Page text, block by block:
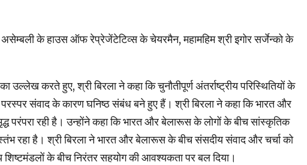
के हाउस ऑफ रेप्रेजेंटेटिव्स के चेयरमैन, महामहिम श्री इगोर सर्जेन्को के
करते हुए, श्री बिरला ने कहा कि चुनौतीपूर्ण अंतर्राष्ट्रीय परिस्थितियों के
परस्पर संवाद के कारण घनिष्ठ संबंध बने हुए हैं। श्री बिरला ने कहा कि भारत और
परंपरा रही है। उन्होंने कहा कि भारत और बेलारूस के लोगों के बीच सांस्कृतिक
रहा है। श्री बिरला ने भारत और बेलारूस के बीच संसदीय संवाद और चर्चा को
के बीच निरंतर सहयोग की आवश्यकता पर बल दिया।